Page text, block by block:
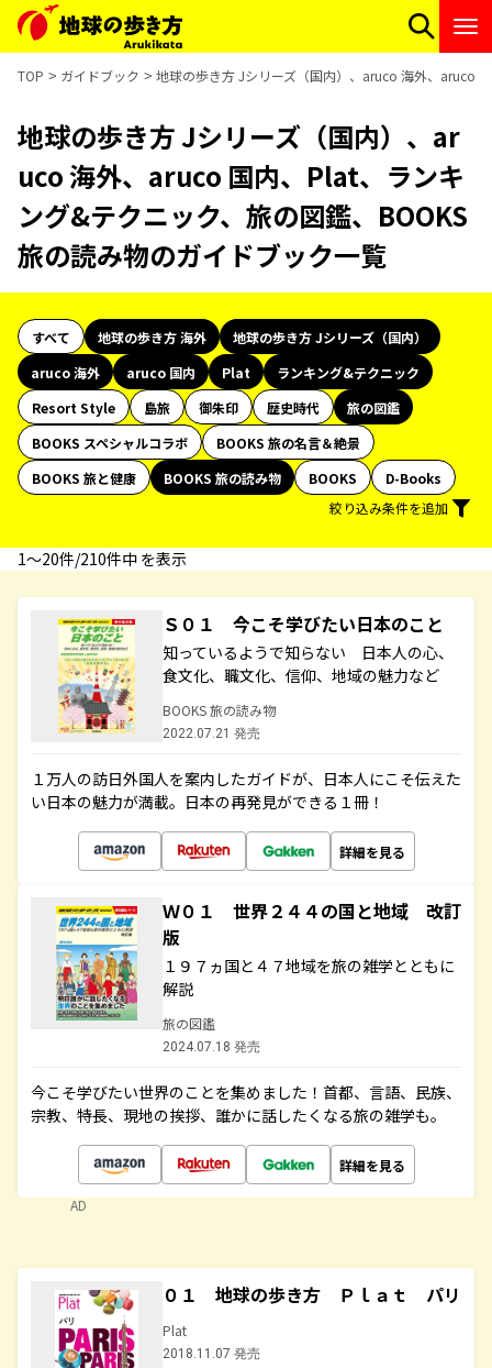
TOP ガイドブック 地球の歩き方 Jシリーズ（国内）、aruco 海外、aruco
地球の歩き方 Jシリーズ（国内）、ar
uco 海外、aruco 国内、Plat、ランキ
ング&テクニック、旅の図鑑、BOOKS
旅の読み物のガイドブック一覧
すべて 地球の歩き方 海外
地球の歩き方 Jシリーズ（国内）
aruco 海外
aruco 国内 Plat
ランキング&テクニック
Resort Style
島旅 御朱印 歴史時代
旅の図鑑
BOOKS スペシャルコラボ
BOOKS 旅の名言＆絶景
BOOKS 旅と健康
BOOKS 旅の読み物 BOOKS
D-Books
絞り込み条件を追加
1〜20件/210件中 を表示
Ｓ０１ 今こそ学びたい日本のこと
知っているようで知らない 日本人の心、
食文化、職文化、信仰、地域の魅力など
BOOKS 旅の読み物
2022.07.21 発売
１万人の訪日外国人を案内したガイドが、日本人にこそ伝えた
い日本の魅力が満載。日本の再発見ができる１冊！
詳細を見る
Ｗ０１ 世界２４４の国と地域 改訂
版
１９７ヵ国と４７地域を旅の雑学とともに
解説
旅の図鑑
2024.07.18 発売
今こそ学びたい世界のことを集めました！首都、言語、民族、
宗教、特長、現地の挨拶、誰かに話したくなる旅の雑学も。
詳細を見る
AD
０１ 地球の歩き方 Ｐｌａｔ パリ
Plat
2018.11.07 発売